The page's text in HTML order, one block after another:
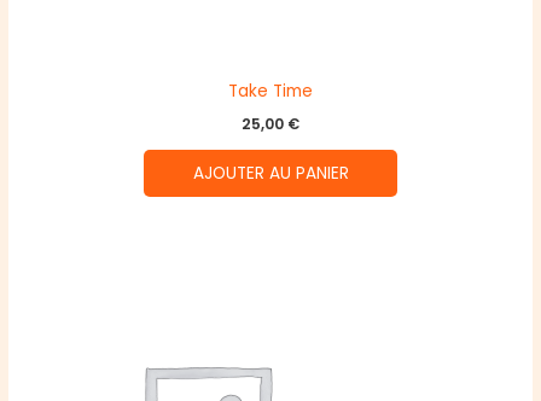
Take Time
25,00 €
AJOUTER AU PANIER